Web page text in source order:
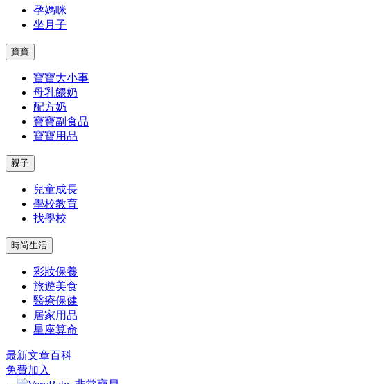
孕媽咪
坐月子
寶寶
寶寶大小事
母乳餵奶
配方奶
寶寶副食品
寶寶用品
親子
兒童成長
學校教育
找學校
時尚生活
彩妝保養
旅遊美食
醫療保健
居家用品
星座算命
最新文章百科
免費加入